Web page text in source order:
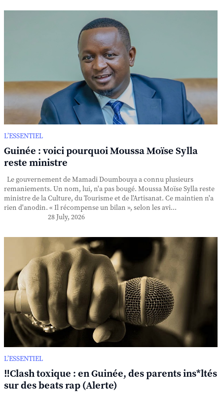
L’ESSENTIEL
Guinée : voici pourquoi Moussa Moïse Sylla
reste ministre
Le gouvernement de Mamadi Doumbouya a connu plusieurs
remaniements. Un nom, lui, n'a pas bougé. Moussa Moïse Sylla reste
ministre de la Culture, du Tourisme et de l'Artisanat. Ce maintien n'a
rien d'anodin. « Il récompense un bilan », selon les avi...
28 July, 2026
L’ESSENTIEL
‼️Clash toxique : en Guinée, des parents ins*ltés
sur des beats rap (Alerte)